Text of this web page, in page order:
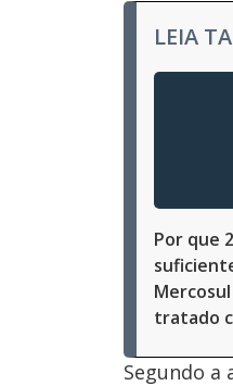
LEIA
Por que
tratado
Segundo a